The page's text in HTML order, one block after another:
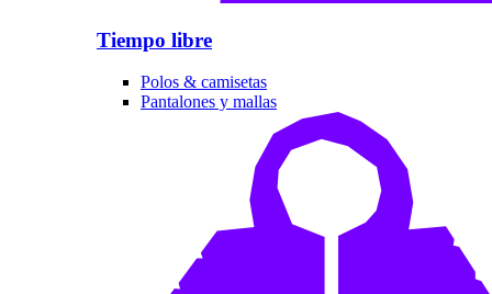
Tiempo libre
Polos & camisetas
Pantalones y mallas